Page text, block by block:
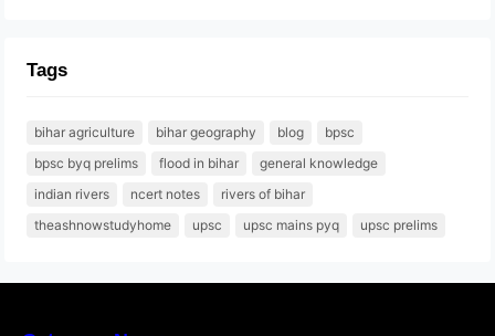
Tags
bihar agriculture bihar geography blog
bpsc
bpsc byq prelims
flood in bihar
general knowledge
indian rivers
ncert notes
rivers of bihar
theashnowstudyhome
upsc upsc mains pyq upsc prelims